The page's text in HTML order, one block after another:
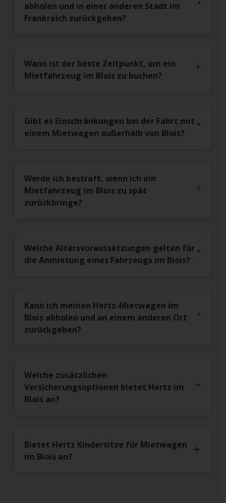
abholen und in einer anderen Stadt im
Frankreich zurückgeben?
Wann ist der beste Zeitpunkt, um ein
Mietfahrzeug im Blois zu buchen?
Gibt es Einschränkungen bei der Fahrt mit
einem Mietwagen außerhalb von Blois?
Werde ich bestraft, wenn ich ein
Mietfahrzeug im Blois zu spät
zurückbringe?
Welche Altersvoraussetzungen gelten für
die Anmietung eines Fahrzeugs im Blois?
Kann ich meinen Hertz-Mietwagen im
Blois abholen und an einem anderen Ort
zurückgeben?
Welche zusätzlichen
Versicherungsoptionen bietet Hertz im
Blois an?
Bietet Hertz Kindersitze für Mietwagen
im Blois an?